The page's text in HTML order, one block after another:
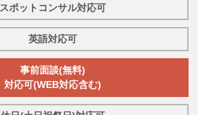
スポットコンサル対応可
英語対応可
事前面談(無料)
対応可(WEB対応含む)